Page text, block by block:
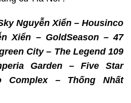
Nguyễn Xiển – Housinco
Xiển – GoldSeason – 47
City – The Legend 109
Garden – Five Star
Complex – Thống Nhất